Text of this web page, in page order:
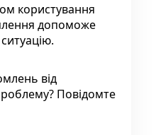
користування
допоможе
від
Повідомте